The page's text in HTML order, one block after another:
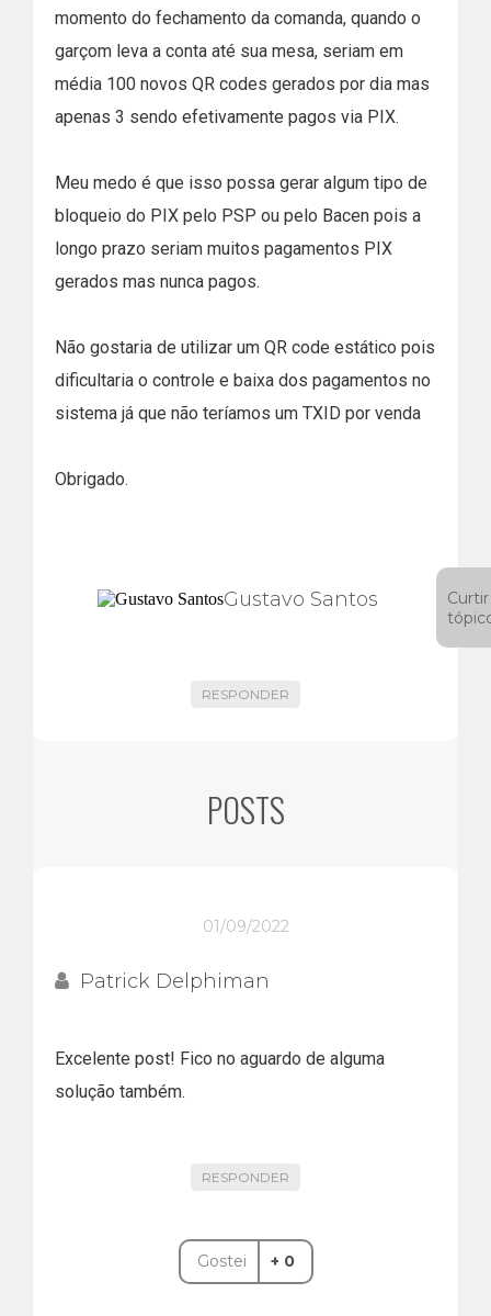
momento do fechamento da comanda, quando o
garçom leva a conta até sua mesa, seriam em
média 100 novos QR codes gerados por dia mas
apenas 3 sendo efetivamente pagos via PIX.
Meu medo é que isso possa gerar algum tipo de
bloqueio do PIX pelo PSP ou pelo Bacen pois a
longo prazo seriam muitos pagamentos PIX
gerados mas nunca pagos.
Não gostaria de utilizar um QR code estático pois
dificultaria o controle e baixa dos pagamentos no
sistema já que não teríamos um TXID por venda
Obrigado.
Gustavo Santos
Curtir
RESPONDER
POSTS
01/09/2022
Patrick Delphiman
Excelente post! Fico no aguardo de alguma
solução também.
RESPONDER
Gostei + 0